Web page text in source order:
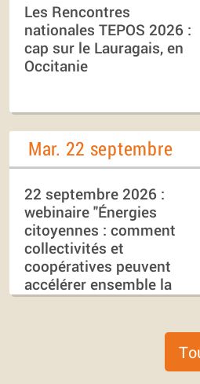
Les Rencontres
nationales TEPOS 2026 :
cap sur le Lauragais, en
Occitanie
Mar. 22 septembre
22 septembre 2026 :
webinaire "Énergies
citoyennes : comment
collectivités et
coopératives peuvent
accélérer ensemble la
transition énergétique